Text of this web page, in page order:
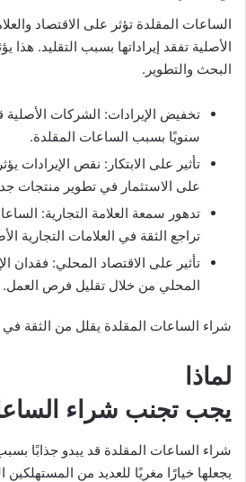
الساعات المقلدة تؤثر على الاقتصاد
الأصلية تفقد إيراداتها بسبب التقليد. هذا
البحث والتطوير.
تخفيض الإيرادات: الشركات الأصلية
سنويًا بسبب الساعات المقلدة.
تأثير على الابتكار: نقص الإيرادات
على الاستثمار في تطوير منتجات
تدهور سمعة العلامة التجارية:
تراجع الثقة في العلامات التجارية
تأثير على الاقتصاد المحلي: فقدان
المحلي من خلال تقليل فرص العمل.
شراء الساعات المقلدة يقلل من الثقة في
لماذا
يجب تجنب شراء
شراء الساعات المقلدة قد يبدو جذابًا
يجعلها خيارًا مغريًا للعديد من